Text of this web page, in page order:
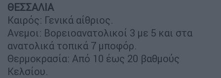
ΘΕΣΣΑΛΙΑ
Καιρός: Γενικά αίθριος.
Ανεμοι: Βορειοανατολικοί 3 με 5 και στα
ανατολικά τοπικά 7 μποφόρ.
Θερμοκρασία: Από 10 έως 20 βαθμούς
Κελσίου.